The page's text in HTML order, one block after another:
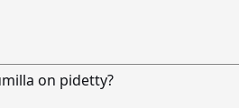
on pidetty?